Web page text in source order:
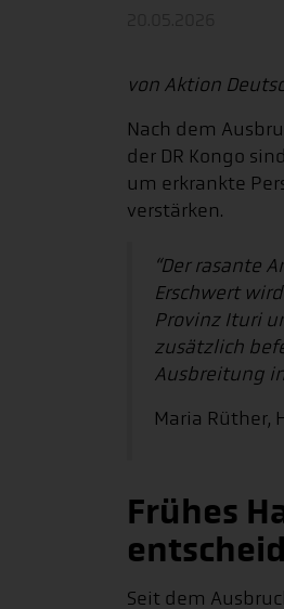
von Aktion
Nach dem
der DR Kongo
um erkrankte
verstärken.
“Der rasante
Erschwert
Provinz Ituri
zusätzlich
Ausbreitung
Maria Rüther,
Frühes
Seit dem